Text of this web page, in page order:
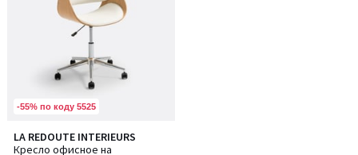
-55% по коду 5525
LA REDOUTE INTERIEURS
Кресло офисное на
4,2
/ 5